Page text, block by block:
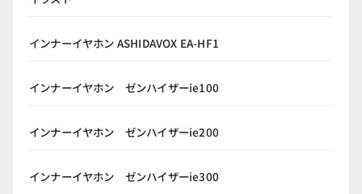
インナーイヤホン ASHIDAVOX EA-HF1
インナーイヤホン ゼンハイザーie100
インナーイヤホン ゼンハイザーie200
インナーイヤホン ゼンハイザーie300